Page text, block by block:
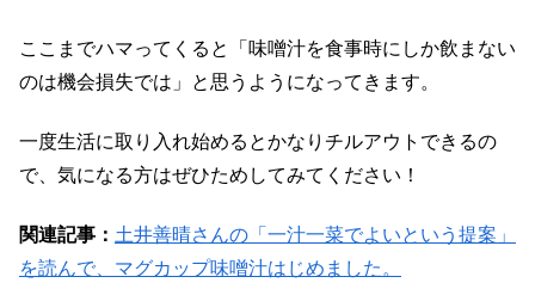
ここまでハマってくると「味噌汁を食事時にしか飲まない
のは機会損失では」と思うようになってきます。
一度生活に取り入れ始めるとかなりチルアウトできるの
で、気になる方はぜひためしてみてください！
関連記事： 土井善晴さんの「一汁一菜でよいという提案」
を読んで、マグカップ味噌汁はじめました。